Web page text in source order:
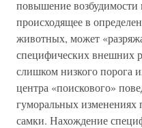
повышение возбудимости
происходящее в
животных, может
специфических внешних
слишком низкого порога
центра «поискового»
гуморальных
самки. Нахождение